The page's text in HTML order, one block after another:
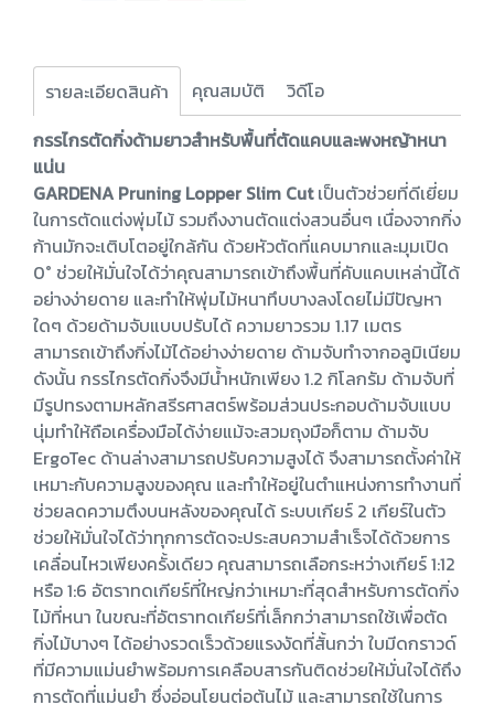
รายละเอียดสินค้า คุณสมบัติ
วิดีโอ
กรรไกรตัดกิ่งด้ามยาวสำหรับพื้นที่ตัดแคบและพงหญ้าหนา
แน่น
GARDENA Pruning Lopper Slim Cutเป็นตัวช่วยที่ดีเยี่ยม
ในการตัดแต่งพุ่มไม้ รวมถึงงานตัดแต่งสวนอื่นๆ เนื่องจากกิ่ง
ก้านมักจะเติบโตอยู่ใกล้กัน ด้วยหัวตัดที่แคบมากและมุมเปิด
0° ช่วยให้มั่นใจได้ว่าคุณสามารถเข้าถึงพื้นที่คับแคบเหล่านี้ได้
อย่างง่ายดาย และทำให้พุ่มไม้หนาทึบบางลงโดยไม่มีปัญหา
ใดๆ ด้วยด้ามจับแบบปรับได้ ความยาวรวม 1.17 เมตร
สามารถเข้าถึงกิ่งไม้ได้อย่างง่ายดาย ด้ามจับทำจากอลูมิเนียม
ดังนั้น กรรไกรตัดกิ่งจึงมีน้ำหนักเพียง 1.2 กิโลกรัม ด้ามจับที่
มีรูปทรงตามหลักสรีรศาสตร์พร้อมส่วนประกอบด้ามจับแบบ
นุ่มทำให้ถือเครื่องมือได้ง่ายแม้จะสวมถุงมือก็ตาม ด้ามจับ
ErgoTec ด้านล่างสามารถปรับความสูงได้ จึงสามารถตั้งค่าให้
เหมาะกับความสูงของคุณ และทำให้อยู่ในตำแหน่งการทำงานที่
ช่วยลดความตึงบนหลังของคุณได้ ระบบเกียร์ 2 เกียร์ในตัว
ช่วยให้มั่นใจได้ว่าทุกการตัดจะประสบความสำเร็จได้ด้วยการ
เคลื่อนไหวเพียงครั้งเดียว คุณสามารถเลือกระหว่างเกียร์ 1:12
หรือ 1:6 อัตราทดเกียร์ที่ใหญ่กว่าเหมาะที่สุดสำหรับการตัดกิ่ง
ไม้ที่หนา ในขณะที่อัตราทดเกียร์ที่เล็กกว่าสามารถใช้เพื่อตัด
กิ่งไม้บางๆ ได้อย่างรวดเร็วด้วยแรงงัดที่สั้นกว่า ใบมีดกราวด์
ที่มีความแม่นยำพร้อมการเคลือบสารกันติดช่วยให้มั่นใจได้ถึง
การตัดที่แม่นยำ ซึ่งอ่อนโยนต่อต้นไม้ และสามารถใช้ในการ